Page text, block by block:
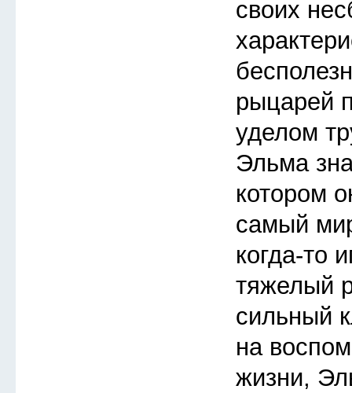
своих
рыцарей
уделом
Эльма
котором
самый
когда-то
тяжелый
сильный
на
жизни,